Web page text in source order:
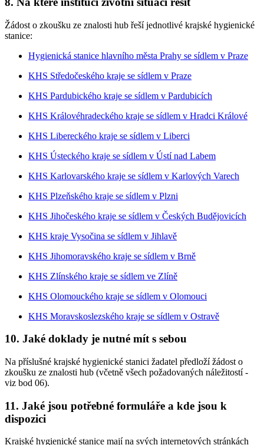
Žádost o zkoušku ze znalosti hub řeší jednotlivé krajské hygienické
stanice:
Hygienická stanice hlavního města Prahy se sídlem v Praze
KHS Středočeského kraje se sídlem v Praze
KHS Pardubického kraje se sídlem v Pardubicích
KHS Královéhradeckého kraje se sídlem v Hradci Králové
KHS Libereckého kraje se sídlem v Liberci
KHS Ústeckého kraje se sídlem v Ústí nad Labem
KHS Karlovarského kraje se sídlem v Karlových Varech
KHS Plzeňského kraje se sídlem v Plzni
KHS Jihočeského kraje se sídlem v Českých Budějovicích
KHS kraje Vysočina se sídlem v Jihlavě
KHS Jihomoravského kraje se sídlem v Brně
KHS Zlínského kraje se sídlem ve Zlíně
KHS Olomouckého kraje se sídlem v Olomouci
KHS Moravskoslezského kraje se sídlem v Ostravě
10. Jaké doklady je nutné mít s sebou
Na příslušné krajské hygienické stanici žadatel předloží žádost o
zkoušku ze znalosti hub (včetně všech požadovaných náležitostí -
viz bod 06).
11. Jaké jsou potřebné formuláře a kde jsou k
dispozici
Krajské hygienické stanice mají na svých internetových stránkách